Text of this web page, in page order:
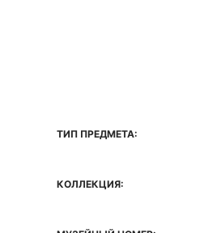
ТИП ПРЕДМЕТА:
КОЛЛЕКЦИЯ: